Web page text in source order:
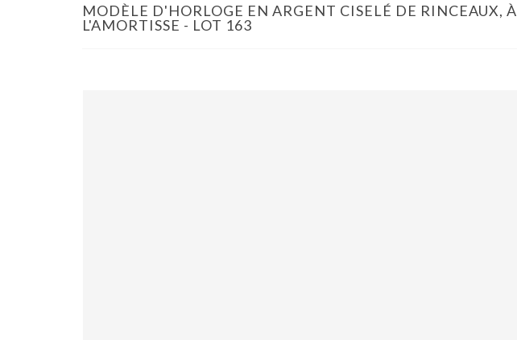
MODÈLE D'HORLOGE EN ARGENT CISELÉ DE RINCEAUX, À
L'AMORTISSE - LOT 163